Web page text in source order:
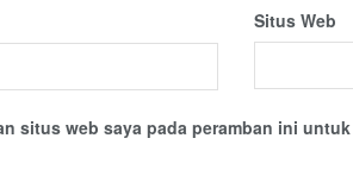
Situs Web
situs web saya pada peramban ini